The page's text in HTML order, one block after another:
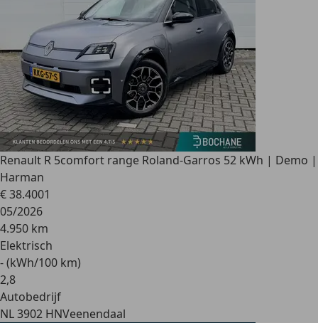
Renault R 5comfort range Roland-Garros 52 kWh | Demo |
Harman
€ 38.4001
05/2026
4.950 km
Elektrisch
- (kWh/100 km)
2,8
Autobedrijf
NL 3902 HNVeenendaal